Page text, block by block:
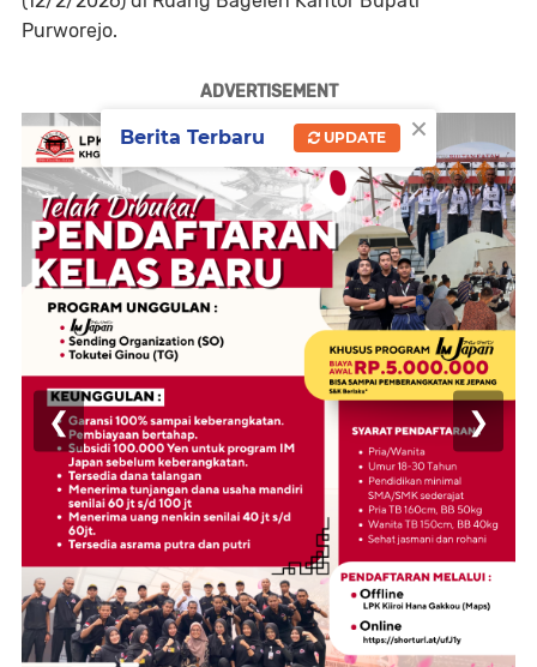
Purworejo.
ADVERTISEMENT
❮ ❯
×
Berita Terbaru UPDATE